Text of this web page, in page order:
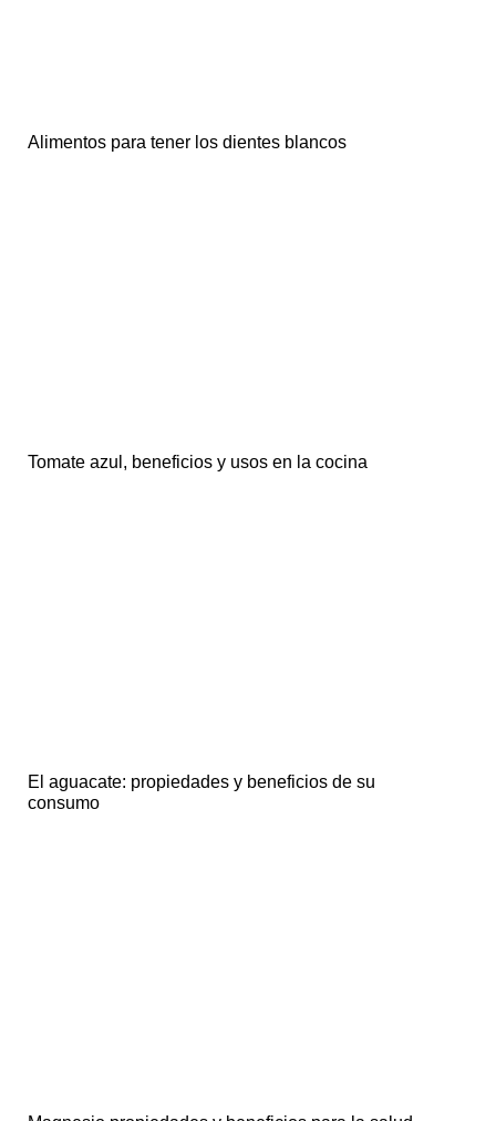
Alimentos para tener los dientes blancos
Tomate azul, beneficios y usos en la cocina
El aguacate: propiedades y beneficios de su
consumo